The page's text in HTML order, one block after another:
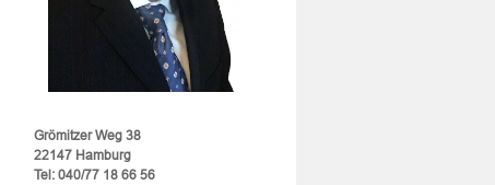
Grömitzer Weg 38
22147 Hamburg
Tel: 040/77 18 66 56